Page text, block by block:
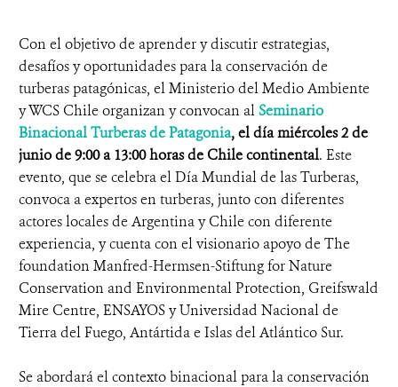
Con el objetivo de aprender y discutir estrategias,
desafíos y oportunidades para la conservación de
turberas patagónicas, el Ministerio del Medio Ambiente
y WCS Chile organizan y convocan alSeminario
Binacional Turberas de Patagonia, el día miércoles 2 de
junio de 9:00 a 13:00 horas de Chile continental. Este
evento, que se celebra el Día Mundial de las Turberas,
convoca a expertos en turberas, junto con diferentes
actores locales de Argentina y Chile con diferente
experiencia, y cuenta con el visionario apoyo de The
foundation Manfred-Hermsen-Stiftung for Nature
Conservation and Environmental Protection, Greifswald
Mire Centre, ENSAYOS y Universidad Nacional de
Tierra del Fuego, Antártida e Islas del Atlántico Sur.
Se abordará el contexto binacional para la conservación